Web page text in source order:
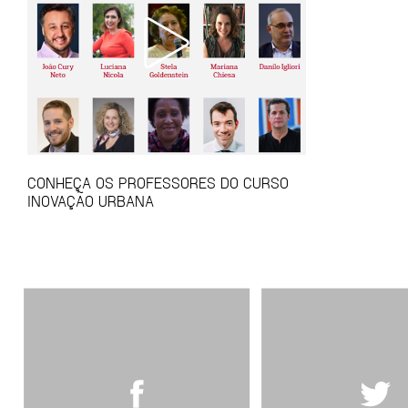
CONHEÇA OS PROFESSORES DO CURSO
INOVAÇÃO URBANA